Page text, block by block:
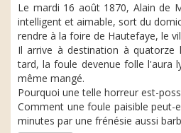
Le mardi 16 août 1870, Alain de
intelligent et aimable, sort du
rendre à la foire de Hautefaye, le
Il arrive à destination à quatorze
tard, la foule devenue folle l'aura
même mangé.
Pourquoi une telle horreur est-
Comment une foule paisible peut-
minutes par une frénésie aussi